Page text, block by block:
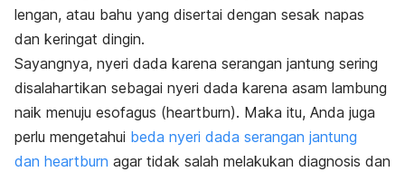
lengan, atau bahu yang disertai dengan sesak napas
dan keringat dingin.
Sayangnya, nyeri dada karena serangan jantung sering
disalahartikan sebagai nyeri dada karena asam lambung
naik menuju esofagus (heartburn). Maka itu, Anda juga
perlu mengetahui beda nyeri dada serangan jantung
dan heartburn agar tidak salah melakukan diagnosis dan